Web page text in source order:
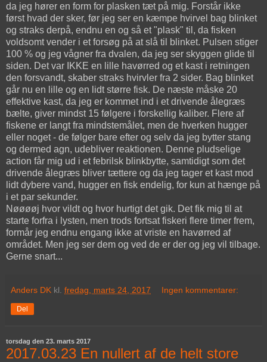
da jeg hører en form for plasken tæt på mig. Forstår ikke
først hvad der sker, før jeg ser en kæmpe hvirvel bag blinket
og straks derpå, endnu en og så et "plask" til, da fisken
voldsomt vender i et forsøg på at slå til blinket. Pulsen stiger
100 % og jeg vågner fra dvalen, da jeg ser skyggen glide til
siden. Det var IKKE en lille havørred og et kast i retningen
den forsvandt, skaber straks hvirvler fra 2 sider. Bag blinket
går nu en lille og en lidt større fisk. De næste måske 20
effektive kast, da jeg er kommet ind i et drivende ålegræs
bælte, giver mindst 15 følgere i forskellig kaliber. Flere af
fiskene er langt fra mindstemålet, men de hverken hugger
eller noget - de følger bare efter og selv da jeg bytter stang
og dermed agn, udebliver reaktionen. Denne pludselige
action får mig ud i et febrilsk blinkbytte, samtidigt som det
drivende ålegræs bliver tættere og da jeg tager et kast mod
lidt dybere vand, hugger en fisk endelig, for kun at hænge på
i et par sekunder.
Nøøøøj hvor vildt og hvor hurtigt det gik. Det fik mig til at
starte forfra i lysten, men trods fortsat fiskeri flere timer frem,
formår jeg endnu engang ikke at vriste en havørred af
området. Men jeg ser dem og ved de er der og jeg vil tilbage.
Gerne snart...
Anders DK kl. fredag, marts 24, 2017 Ingen kommentarer:
Del
torsdag den 23. marts 2017
2017.03.23 En nullert af de helt store